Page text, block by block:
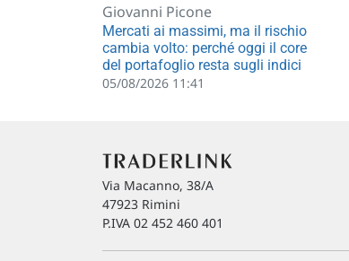
Giovanni Picone
Mercati ai massimi, ma il rischio
cambia volto: perché oggi il core
del portafoglio resta sugli indici
05/08/2026 11:41
Via Macanno, 38/A
47923 Rimini
P.IVA 02 452 460 401